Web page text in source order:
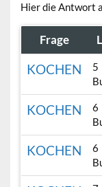
Hier die Antwort
Frage
KOCHEN
5
KOCHEN
6
KOCHEN
6